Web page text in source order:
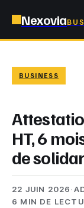
Nexovia
BUSINESS
HT, 6
de
22 JUIN 2026·
6 MIN DE